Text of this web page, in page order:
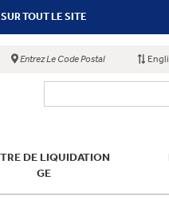
TOUT LE SITE
Entrez Le Code Postal
DE LIQUIDATION
GE